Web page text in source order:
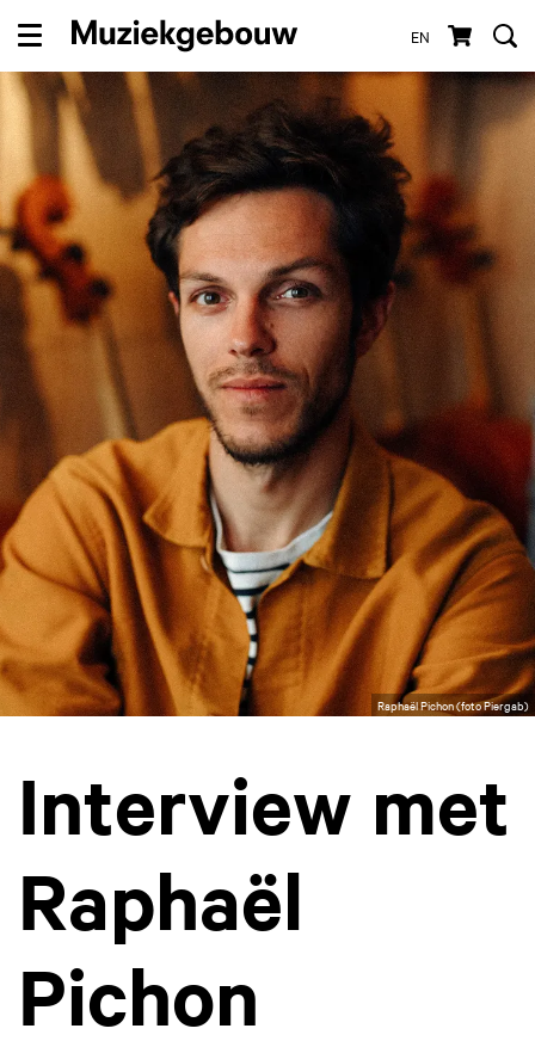
EN
Menu
Raphaël Pichon (foto Piergab)
Interview met
Raphaël
Pichon